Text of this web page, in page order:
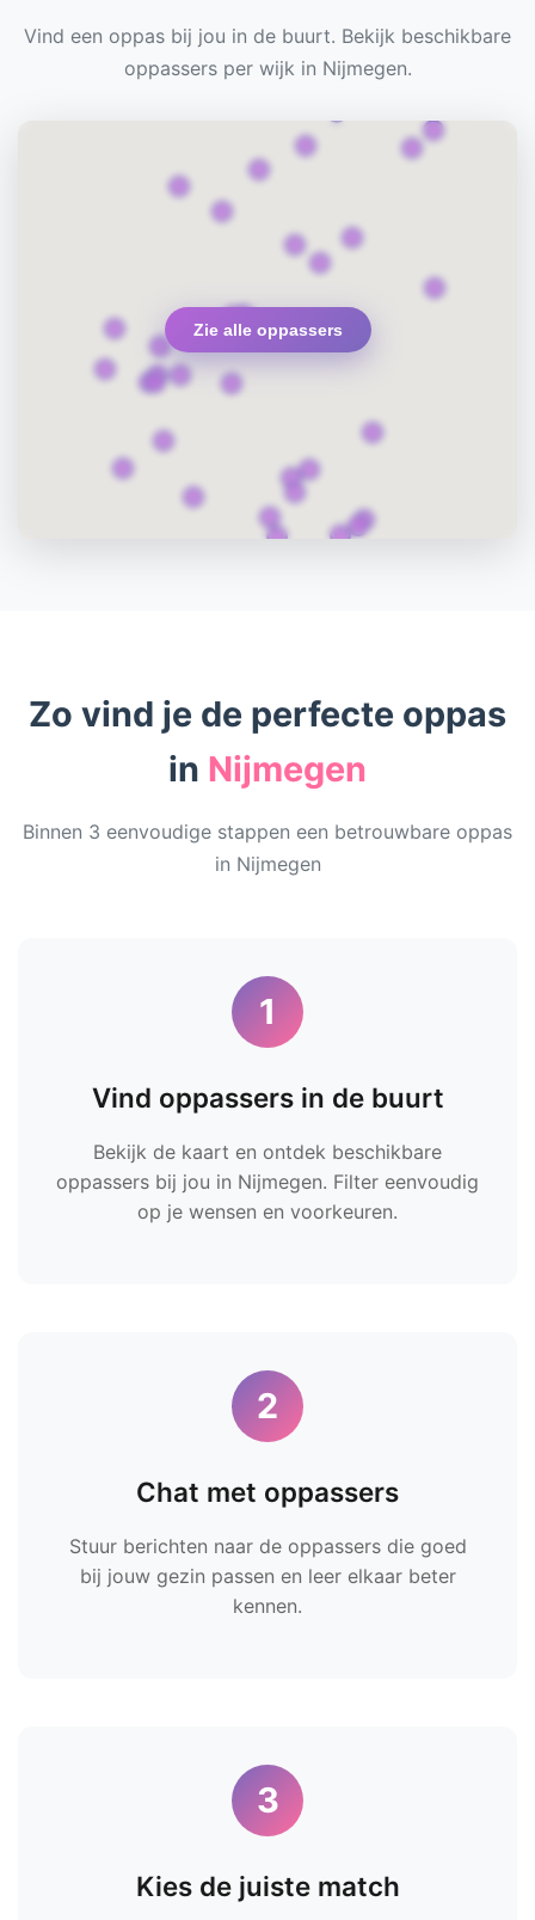
Vind een oppas bij jou in de buurt. Bekijk beschikbare
oppassers per wijk in Nijmegen.
Zie alle oppassers
Zo vind je de perfecte oppas
in Nijmegen
Binnen 3 eenvoudige stappen een betrouwbare oppas
in Nijmegen
1
Vind oppassers in de buurt
Bekijk de kaart en ontdek beschikbare
oppassers bij jou in Nijmegen. Filter eenvoudig
op je wensen en voorkeuren.
2
Chat met oppassers
Stuur berichten naar de oppassers die goed
bij jouw gezin passen en leer elkaar beter
kennen.
3
Kies de juiste match